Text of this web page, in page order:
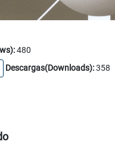
480
Descargas(Downloads):358